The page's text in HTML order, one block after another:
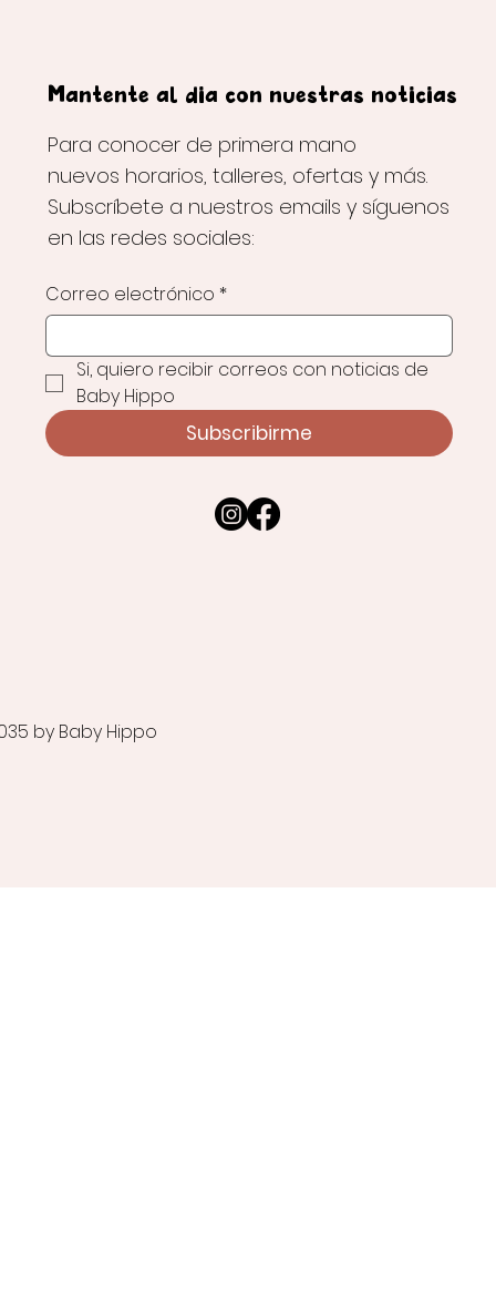
Mantente al día con nuestras noticias
Para conocer de primera mano
nuevos horarios, talleres, ofertas y más.
Subscríbete a nuestros emails y síguenos
en las redes sociales:
Correo electrónico *
Si, quiero recibir correos con noticias de
Baby Hippo
Subscribirme
by Baby Hippo